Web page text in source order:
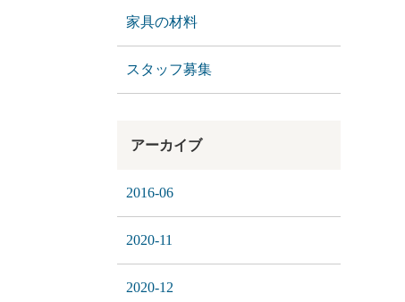
家具の材料
スタッフ募集
アーカイブ
2016-06
2020-11
2020-12